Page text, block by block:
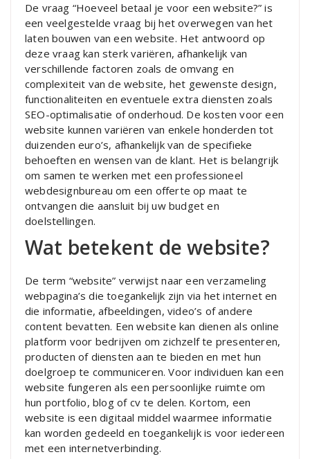
De vraag “Hoeveel betaal je voor een website?” is
een veelgestelde vraag bij het overwegen van het
laten bouwen van een website. Het antwoord op
deze vraag kan sterk variëren, afhankelijk van
verschillende factoren zoals de omvang en
complexiteit van de website, het gewenste design,
functionaliteiten en eventuele extra diensten zoals
SEO-optimalisatie of onderhoud. De kosten voor een
website kunnen variëren van enkele honderden tot
duizenden euro’s, afhankelijk van de specifieke
behoeften en wensen van de klant. Het is belangrijk
om samen te werken met een professioneel
webdesignbureau om een offerte op maat te
ontvangen die aansluit bij uw budget en
doelstellingen.
Wat betekent de website?
De term “website” verwijst naar een verzameling
webpagina’s die toegankelijk zijn via het internet en
die informatie, afbeeldingen, video’s of andere
content bevatten. Een website kan dienen als online
platform voor bedrijven om zichzelf te presenteren,
producten of diensten aan te bieden en met hun
doelgroep te communiceren. Voor individuen kan een
website fungeren als een persoonlijke ruimte om
hun portfolio, blog of cv te delen. Kortom, een
website is een digitaal middel waarmee informatie
kan worden gedeeld en toegankelijk is voor iedereen
met een internetverbinding.